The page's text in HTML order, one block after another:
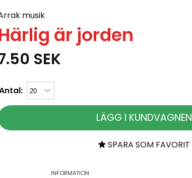
musik
är jorden
SEK
LÄGG I KUNDVAGNEN
SPARA SOM FAVORIT
INFORMATION